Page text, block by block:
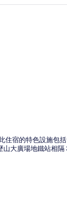
住宿的特色設施包
大廣場地鐵站相